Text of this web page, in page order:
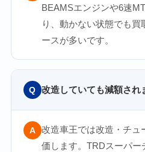
BEAMSエンジンや6速
り、動かない状態でも
ースが多いです。
Q 改造していても減額され
A
改造車王では改造・チュ
価します。TRDスーパー